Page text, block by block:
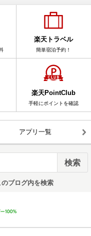
楽天トラベル
簡単宿泊予約！
楽天PointClub
手軽にポイントを確認
アプリ一覧
のブログ内を検索